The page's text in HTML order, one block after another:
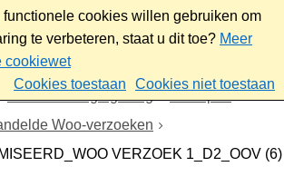
cookies willen gebruiken om
te verbeteren, staat u dit toe? Meer
cookiewet
Cookies toestaan
Cookies niet toestaan
Beleid- en regelgeving
Wet open
Woo-verzoeken
VERZOEK 1_D2_OOV (6)